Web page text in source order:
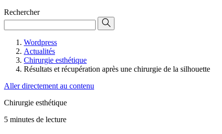
Rechercher
Wordpress
Actualités
Chirurgie esthétique
Résultats et récupération après une chirurgie de la silhouette
Aller directement au contenu
Chirurgie esthétique
5 minutes de lecture